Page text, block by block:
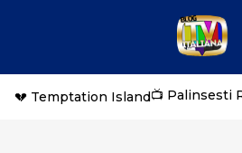
💔 Temptation Island📺 Palinsesti